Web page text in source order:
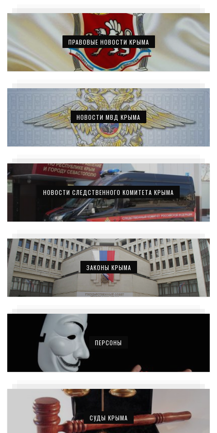
ПРАВОВЫЕ НОВОСТИ КРЫМА
НОВОСТИ МВД КРЫМА
НОВОСТИ СЛЕДСТВЕННОГО КОМИТЕТА КРЫМА
ЗАКОНЫ КРЫМА
ПЕРСОНЫ
СУДЫ КРЫМА